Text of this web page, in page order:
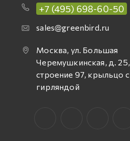
+7 (495) 698-60-50
sales@greenbird.ru
Москва, ул. Большая
Черемушкинская, д. 25,
строение 97, крыльцо с
гирляндой